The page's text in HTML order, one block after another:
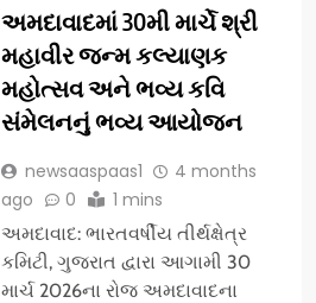
અમદાવાદમાં 30મી માર્ચે શ્રી
મહાવીર જન્મ કલ્યાણક
મહોત્સવ અને ભવ્ય કવિ
સંમેલનનું ભવ્ય આયોજન
newsaaspaas1
4 months
ago
0 1 mins
અમદાવાદ: ભારતવર્ષીય તીર્થક્ષેત્ર
કમિટી, ગુજરાત દ્વારા આગામી 30
માર્ચ 2026ના રોજ અમદાવાદના